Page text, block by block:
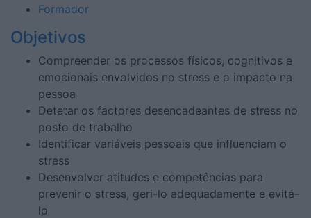
Formador
Objetivos
Compreender os processos físicos, cognitivos e
emocionais envolvidos no stress e o impacto na
pessoa
Detetar os factores desencadeantes de stress no
posto de trabalho
Identificar variáveis pessoais que influenciam o
stress
Desenvolver atitudes e competências para
prevenir o stress, geri-lo adequadamente e evitá-
lo